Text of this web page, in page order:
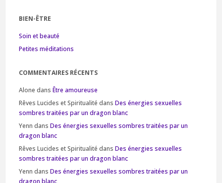
BIEN-ÊTRE
Soin et beauté
Petites méditations
COMMENTAIRES RÉCENTS
Alone dans Être amoureuse
Rêves Lucides et Spiritualité dans Des énergies sexuelles
sombres traitées par un dragon blanc
Yenn dans Des énergies sexuelles sombres traitées par un
dragon blanc
Rêves Lucides et Spiritualité dans Des énergies sexuelles
sombres traitées par un dragon blanc
Yenn dans Des énergies sexuelles sombres traitées par un
dragon blanc